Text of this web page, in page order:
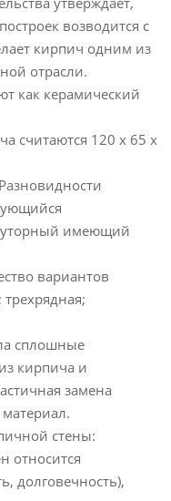
возводится с
кирпич одним из
отрасли.
как керамический
считаются 120 х 65 х
имеющий
вариантов
сплошные
кирпича и
замена
стены:
относится
долговечность),